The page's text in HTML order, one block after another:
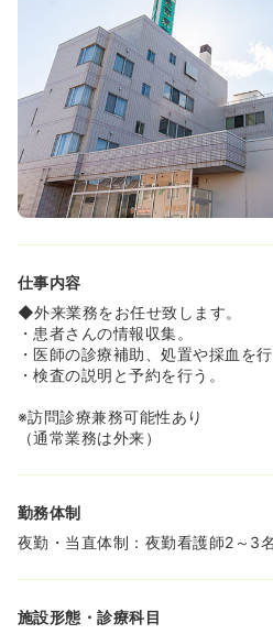
《マンションもございます！》
◆冷暖房、防犯設備完備の独身
らしをお考えの方もオススメで
《通いやすい場所にございます
◆環状1号線沿いでJR旭川駅から
クセスは良好！
◆車通勤も可能です！
仕事内容
◆外来業務をお任せ致します。
・患者さんの情報収集。
・医師の診療補助、処置や採血を行
・検査の説明と予約を行う。
※訪問診療兼務可能性あり
（通常業務は外来）
勤務体制
夜勤・当直体制：夜勤看護師2～3
施設形態・診療科目